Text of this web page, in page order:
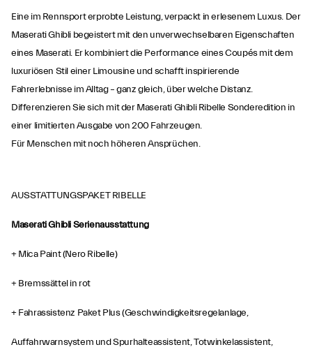
Eine im Rennsport erprobte Leistung, verpackt in erlesenem Luxus. Der
Maserati Ghibli begeistert mit den unverwechselbaren Eigenschaften
eines Maserati. Er kombiniert die Performance eines Coupés mit dem
luxuriösen Stil einer Limousine und schafft inspirierende
Fahrerlebnisse im Alltag – ganz gleich, über welche Distanz.
Differenzieren Sie sich mit der Maserati Ghibli Ribelle Sonderedition in
einer limitierten Ausgabe von 200 Fahrzeugen.
Für Menschen mit noch höheren Ansprüchen.
AUSSTATTUNGSPAKET RIBELLE
Maserati Ghibli Serienausstattung
+ Mica Paint (Nero Ribelle)
+ Bremssättel in rot
+ Fahrassistenz Paket Plus (Geschwindigkeitsregelanlage,
Auffahrwarnsystem und Spurhalteassistent, Totwinkelassistent,